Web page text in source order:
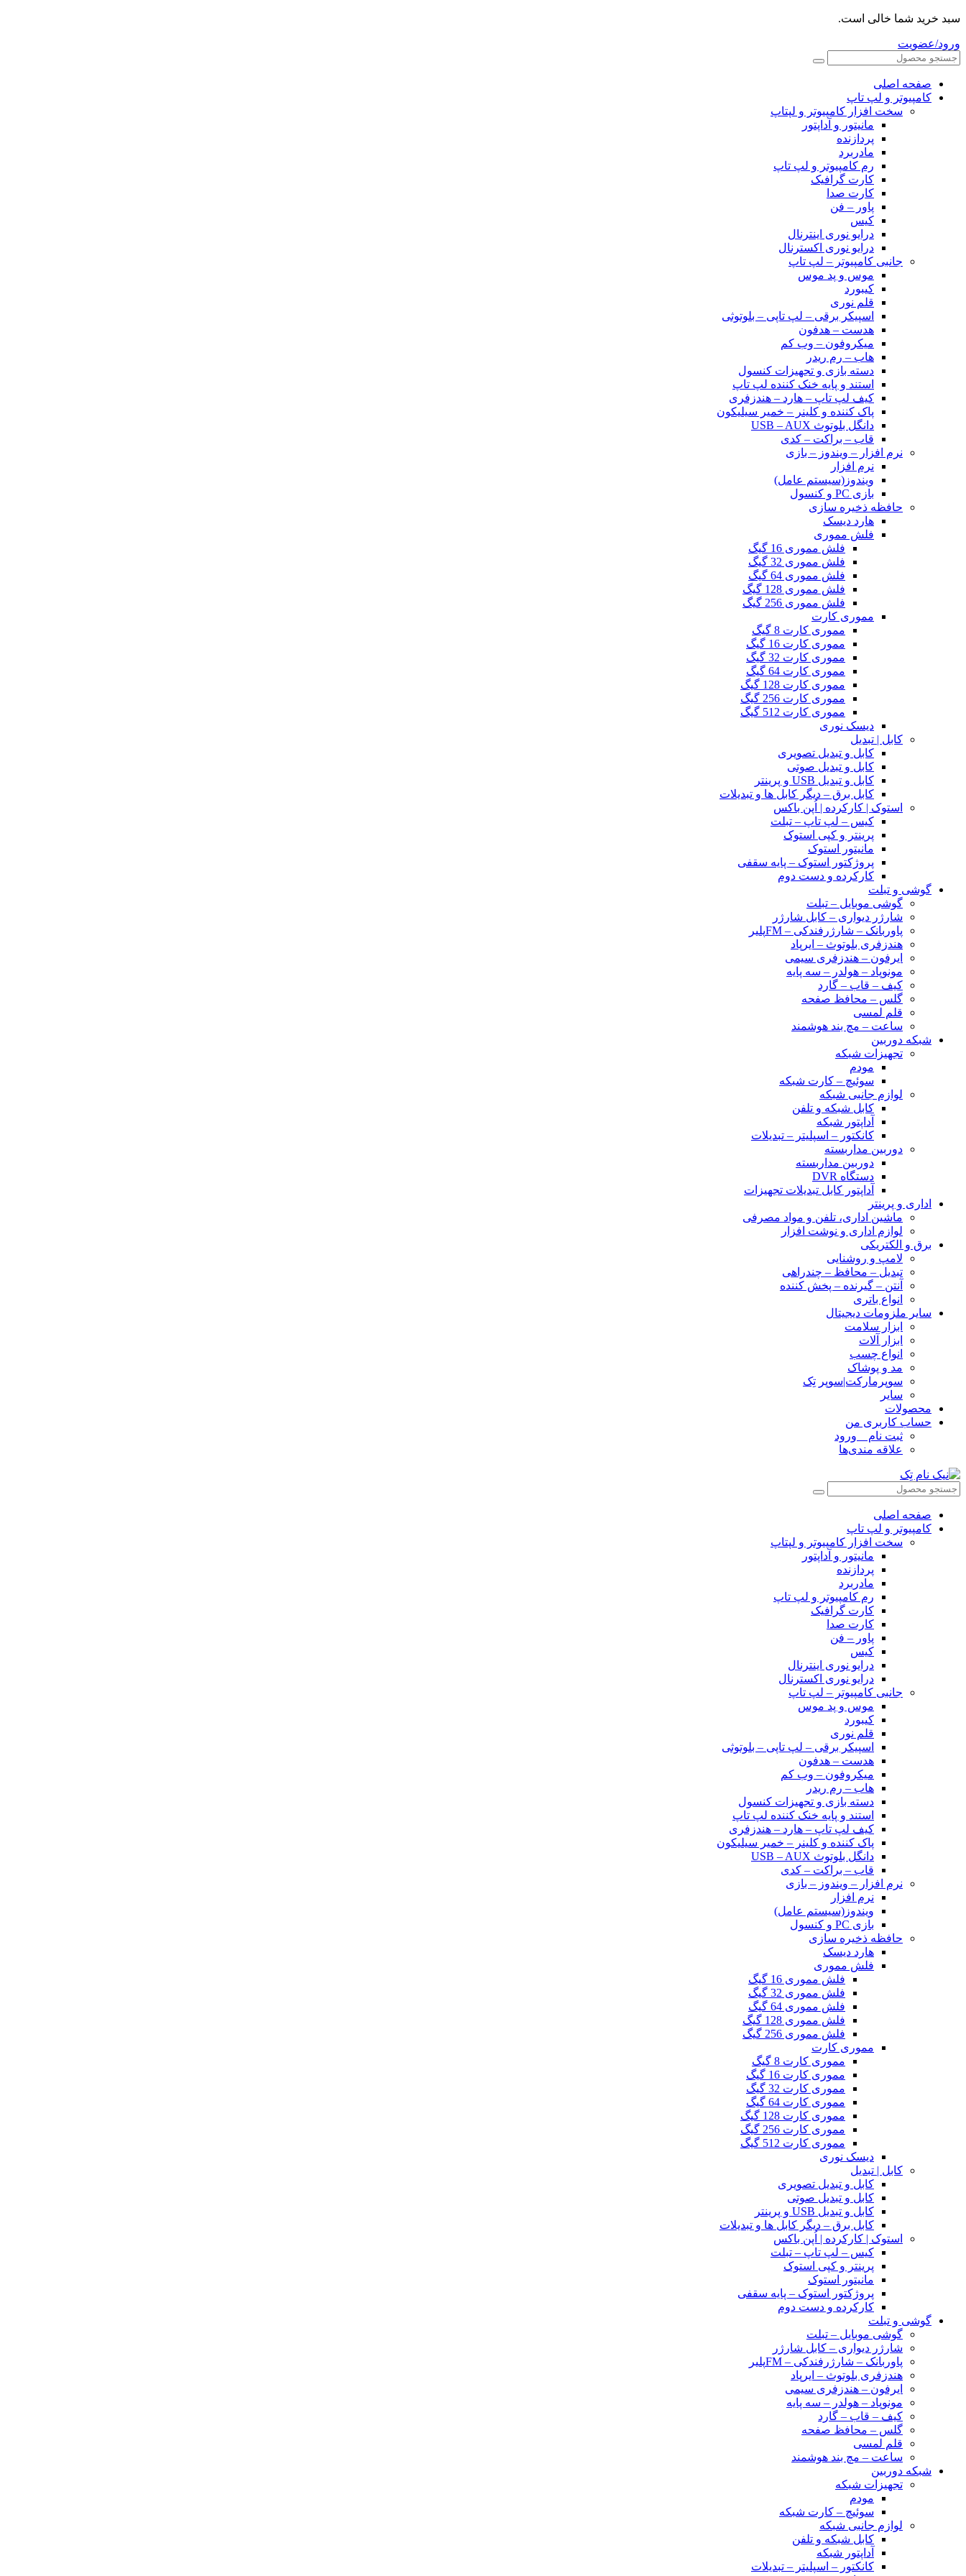
سبد خرید شما خالی است.
ورود/عضویت
صفحه اصلی
کامپیوتر و‌‌‌‌‌ لپ تاپ
سخت افزار کامپیوتر و لپتاپ
مانیتور و آداپتور
پردازنده
مادربرد
رم کامپیوتر و لپ تاپ
کارت گرافیک
کارت صدا
پاور – فن
کیس
درایو نوری اینترنال
درایو نوری اکسترنال
جانبی کامپیوتر – لپ تاپ
موس و پد موس
کیبورد
قلم نوری
اسپیکر برقی – لپ تاپی – بلوتوثی
هدست – هدفون
میکروفون – وب کم
هاب – رم ریدر
دسته بازی و تجهیزات کنسول
استند و پایه خنک کننده لپ تاپ
کیف لپ تاپ – هارد – هندزفری
پاک کننده و کلینر – خمیر سیلیکون
دانگل بلوتوث USB – AUX
قاب – براکت – کدی
نرم افزار – ویندوز – بازی
نرم افزار
ویندوز(سیستم عامل)
بازی PC و کنسول
حافظه ذخیره سازی
هارد دیسک
فلش مموری
فلش مموری 16 گیگ
فلش مموری 32 گیگ
فلش مموری 64 گیگ
فلش مموری 128 گیگ
فلش مموری 256 گیگ
مموری کارت
مموری کارت 8 گیگ
مموری کارت 16 گیگ
مموری کارت 32 گیگ
مموری کارت 64 گیگ
مموری کارت 128 گیگ
مموری کارت 256 گیگ
مموری کارت 512 گیگ
دیسک نوری
کابل | تبدیل
کابل و تبدیل تصویری
کابل و تبدیل صوتی
کابل و تبدیل USB و پرینتر
کابل برق – دیگر کابل ها و تبدیلات
استوک | کارکرده | اُپن باکس
کیس – لپ تاپ – تبلت
پرینتر و کپی استوک
مانیتور استوک
پروژکتور استوک – پایه سقفی
کارکرده و دست دوم
گوشی و تبلت
گوشی موبایل – تبلت
شارژر دیواری – کابل شارژر
پاوربانک – شارژرفندکی – FMپلیر
هندزفری بلوتوث – ایرپاد
ایرفون – هندزفری سیمی
مونوپاد – هولدر – سه پایه
کیف – قاب – گارد
گلس – محافظ صفحه
قلم لمسی
ساعت – مچ بند هوشمند
شبکه دوربین
تجهیزات شبکه
مودم
سوئیچ – کارت شبکه
لوازم جانبی شبکه
کابل شبکه و تلفن
آداپتور شبکه
کانکتور – اسپلیتر – تبدیلات
دوربین مداربسته
دوربین مداربسته
دستگاه DVR
آداپتور کابل تبدیلات تجهیزات
اداری و پرینتر
ماشین اداری، تلفن و مواد مصرفی
لوازم اداری و نوشت افزار
برق و الکتریکی
لامپ و روشنایی
تبدیل – محافظ – چندراهی
آنتن – گیرنده – پخش کننده
انواع باتری
سایر ملزومات دیجیتال
ابزار سلامت
ابزار آلات
انواع چسب
مد و پوشاک
سوپرمارکت|سوپر تِک
سایر
محصولات
حساب کاربری من
ثبت نام _ ورود
علاقه مندی‌ها
صفحه اصلی
کامپیوتر و‌‌‌‌‌ لپ تاپ
سخت افزار کامپیوتر و لپتاپ
مانیتور و آداپتور
پردازنده
مادربرد
رم کامپیوتر و لپ تاپ
کارت گرافیک
کارت صدا
پاور – فن
کیس
درایو نوری اینترنال
درایو نوری اکسترنال
جانبی کامپیوتر – لپ تاپ
موس و پد موس
کیبورد
قلم نوری
اسپیکر برقی – لپ تاپی – بلوتوثی
هدست – هدفون
میکروفون – وب کم
هاب – رم ریدر
دسته بازی و تجهیزات کنسول
استند و پایه خنک کننده لپ تاپ
کیف لپ تاپ – هارد – هندزفری
پاک کننده و کلینر – خمیر سیلیکون
دانگل بلوتوث USB – AUX
قاب – براکت – کدی
نرم افزار – ویندوز – بازی
نرم افزار
ویندوز(سیستم عامل)
بازی PC و کنسول
حافظه ذخیره سازی
هارد دیسک
فلش مموری
فلش مموری 16 گیگ
فلش مموری 32 گیگ
فلش مموری 64 گیگ
فلش مموری 128 گیگ
فلش مموری 256 گیگ
مموری کارت
مموری کارت 8 گیگ
مموری کارت 16 گیگ
مموری کارت 32 گیگ
مموری کارت 64 گیگ
مموری کارت 128 گیگ
مموری کارت 256 گیگ
مموری کارت 512 گیگ
دیسک نوری
کابل | تبدیل
کابل و تبدیل تصویری
کابل و تبدیل صوتی
کابل و تبدیل USB و پرینتر
کابل برق – دیگر کابل ها و تبدیلات
استوک | کارکرده | اُپن باکس
کیس – لپ تاپ – تبلت
پرینتر و کپی استوک
مانیتور استوک
پروژکتور استوک – پایه سقفی
کارکرده و دست دوم
گوشی و تبلت
گوشی موبایل – تبلت
شارژر دیواری – کابل شارژر
پاوربانک – شارژرفندکی – FMپلیر
هندزفری بلوتوث – ایرپاد
ایرفون – هندزفری سیمی
مونوپاد – هولدر – سه پایه
کیف – قاب – گارد
گلس – محافظ صفحه
قلم لمسی
ساعت – مچ بند هوشمند
شبکه دوربین
تجهیزات شبکه
مودم
سوئیچ – کارت شبکه
لوازم جانبی شبکه
کابل شبکه و تلفن
آداپتور شبکه
کانکتور – اسپلیتر – تبدیلات